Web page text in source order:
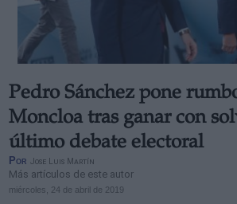
Pedro Sánchez pone
Moncloa tras ganar con
último debate electoral
Por Jose Luis Martín
Más artículos de este autor
miércoles, 24 de abril de 2019